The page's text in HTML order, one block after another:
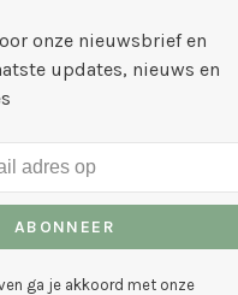
onze nieuwsbrief en
updates, nieuws en
ABONNEER
ga je akkoord met onze